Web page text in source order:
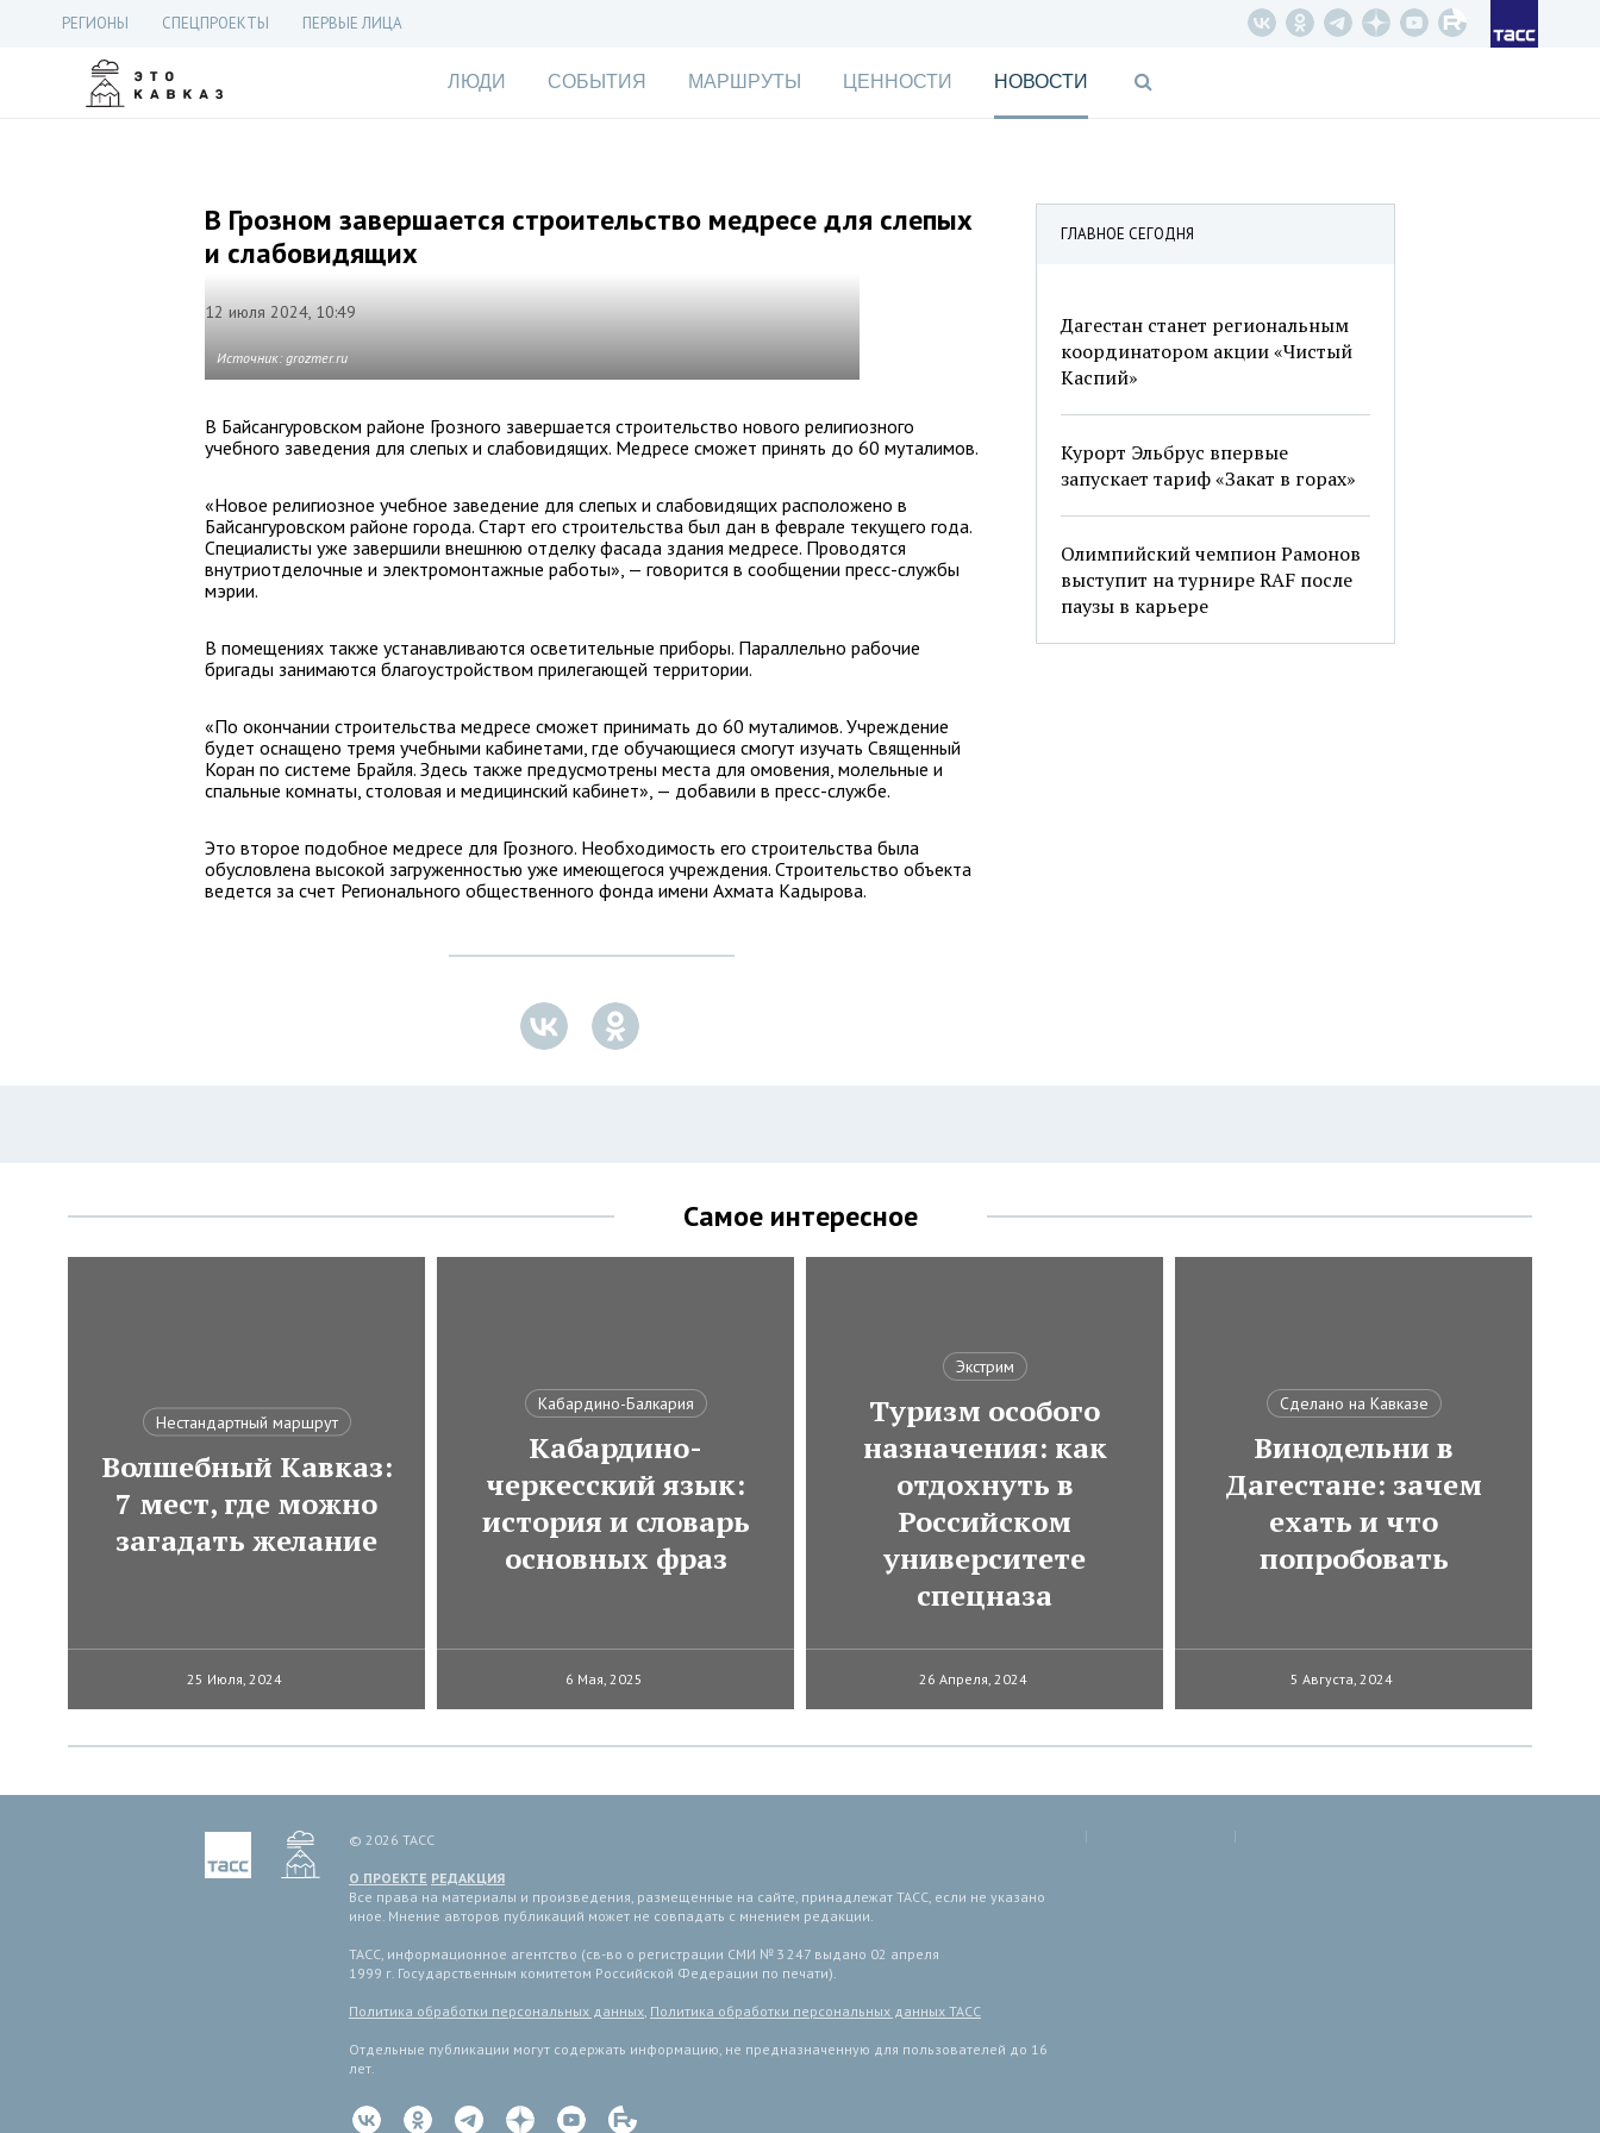
РЕГИОНЫ СПЕЦПРОЕКТЫ ПЕРВЫЕ ЛИЦА
ЛЮДИ СОБЫТИЯ МАРШРУТЫ ЦЕННОСТИ НОВОСТИ
ГЛАВНОЕ СЕГОДНЯ
Дагестан станет региональным
координатором акции «Чистый
Каспий»
Курорт Эльбрус впервые
запускает тариф «Закат в горах»
Олимпийский чемпион Рамонов
выступит на турнире RAF после
паузы в карьере
В Грозном завершается строительство медресе для слепых
и слабовидящих
12 июля 2024, 10:49
Источник: grozmer.ru
В Байсангуровском районе Грозного завершается строительство нового религиозного
учебного заведения для слепых и слабовидящих. Медресе сможет принять до 60 муталимов.
«Новое религиозное учебное заведение для слепых и слабовидящих расположено в
Байсангуровском районе города. Старт его строительства был дан в феврале текущего года.
Специалисты уже завершили внешнюю отделку фасада здания медресе. Проводятся
внутриотделочные и электромонтажные работы», — говорится в сообщении пресс-службы
мэрии.
В помещениях также устанавливаются осветительные приборы. Параллельно рабочие
бригады занимаются благоустройством прилегающей территории.
«По окончании строительства медресе сможет принимать до 60 муталимов. Учреждение
будет оснащено тремя учебными кабинетами, где обучающиеся смогут изучать Священный
Коран по системе Брайля. Здесь также предусмотрены места для омовения, молельные и
спальные комнаты, столовая и медицинский кабинет», — добавили в пресс-службе.
Это второе подобное медресе для Грозного. Необходимость его строительства была
обусловлена высокой загруженностью уже имеющегося учреждения. Строительство объекта
ведется за счет Регионального общественного фонда имени Ахмата Кадырова.
Самое интересное
Нестандартный маршрут
Волшебный Кавказ:
7 мест, где можно
загадать желание
25 Июля, 2024
Кабардино-Балкария
Кабардино-
черкесский язык:
история и словарь
основных фраз
6 Мая, 2025
Экстрим
Туризм особого
назначения: как
отдохнуть в
Российском
университете
спецназа
26 Апреля, 2024
Сделано на Кавказе
Винодельни в
Дагестане: зачем
ехать и что
попробовать
5 Августа, 2024
© 2026 ТАСС
О ПРОЕКТЕ РЕДАКЦИЯ
Все права на материалы и произведения, размещенные на сайте, принадлежат ТАСС, если не указано
иное. Мнение авторов публикаций может не совпадать с мнением редакции.
ТАСС, информационное агентство (св-во о регистрации СМИ № 3 247 выдано 02 апреля
1999 г. Государственным комитетом Российской Федерации по печати).
Политика обработки персональных данных, Политика обработки персональных данных ТАСС
Отдельные публикации могут содержать информацию, не предназначенную для пользователей до 16
лет.